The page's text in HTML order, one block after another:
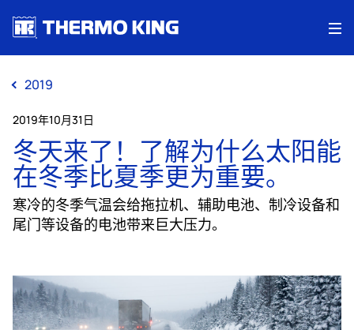
2019
2019年10月31日
冬天来了！了解为什么太阳能
在冬季比夏季更为重要。
寒冷的冬季气温会给拖拉机、辅助电池、制冷设备和
尾门等设备的电池带来巨大压力。